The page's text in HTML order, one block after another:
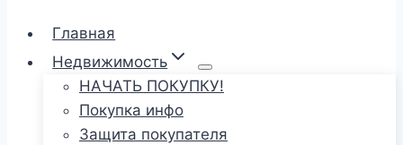
Главная
Недвижимость
НАЧАТЬ ПОКУПКУ!
Покупка инфо
Защита покупателя